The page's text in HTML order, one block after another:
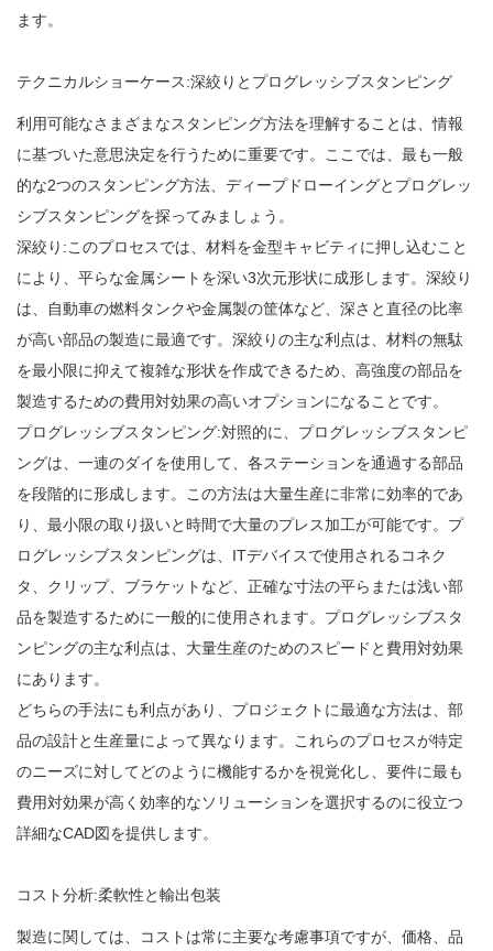
ます。
テクニカルショーケース:深絞りとプログレッシブスタンピング
利用可能なさまざまなスタンピング方法を理解することは、情報
に基づいた意思決定を行うために重要です。ここでは、最も一般
的な2つのスタンピング方法、ディープドローイングとプログレッ
シブスタンピングを探ってみましょう。
深絞り:このプロセスでは、材料を金型キャビティに押し込むこと
により、平らな金属シートを深い3次元形状に成形します。深絞り
は、自動車の燃料タンクや金属製の筐体など、深さと直径の比率
が高い部品の製造に最適です。深絞りの主な利点は、材料の無駄
を最小限に抑えて複雑な形状を作成できるため、高強度の部品を
製造するための費用対効果の高いオプションになることです。
プログレッシブスタンピング:対照的に、プログレッシブスタンピ
ングは、一連のダイを使用して、各ステーションを通過する部品
を段階的に形成します。この方法は大量生産に非常に効率的であ
り、最小限の取り扱いと時間で大量のプレス加工が可能です。プ
ログレッシブスタンピングは、ITデバイスで使用されるコネク
タ、クリップ、ブラケットなど、正確な寸法の平らまたは浅い部
品を製造するために一般的に使用されます。プログレッシブスタ
ンピングの主な利点は、大量生産のためのスピードと費用対効果
にあります。
どちらの手法にも利点があり、プロジェクトに最適な方法は、部
品の設計と生産量によって異なります。これらのプロセスが特定
のニーズに対してどのように機能するかを視覚化し、要件に最も
費用対効果が高く効率的なソリューションを選択するのに役立つ
詳細なCAD図を提供します。
コスト分析:柔軟性と輸出包装
製造に関しては、コストは常に主要な考慮事項ですが、価格、品